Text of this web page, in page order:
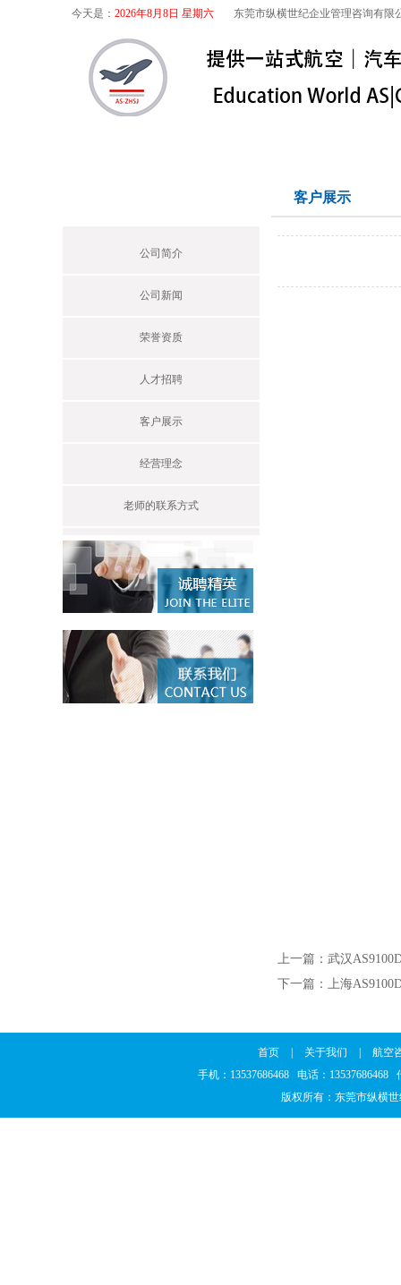
今天是： 2026年8月8日 星期六 东莞市纵横世纪企业管理咨询有限
公司简介
公司新闻
荣誉资质
人才招聘
客户展示
经营理念
老师的联系方式
客户展示
上一篇： 武汉
下一篇： 上海
首页 关于我们
航空
手机：13537686468 电话：13537686468
版权所有：东莞市纵横